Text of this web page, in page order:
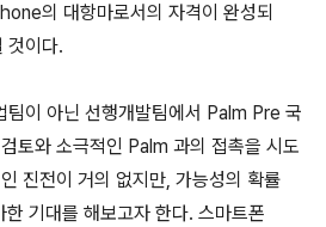
의 대항마로서의 자격이 완성되
것이다.
팀이 아닌 선행개발팀에서 Palm Pre 국
토와 소극적인 Palm 과의 접촉을 시도
진전이 거의 없지만, 가능성의 확률
기대를 해보고자 한다. 스마트폰